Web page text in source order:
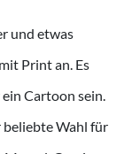
und etwas
Print an. Es
Cartoon sein.
beliebte Wahl für